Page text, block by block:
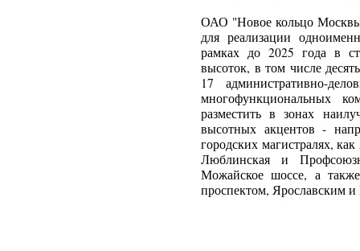
ОАО "Новое кольцо
для реализации
рамках до 2025 года в
высоток, в том числе
17 административно-
многофункциональных
разместить в зонах
высотных акцентов -
городских магистралях,
Люблинская и
Можайское шоссе, а
проспектом, Ярославским